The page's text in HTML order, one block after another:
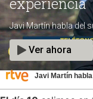
Javi Martín